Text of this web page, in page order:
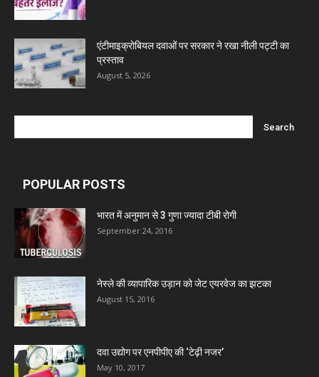
एंटीमाइक्रोबियल दवाओं पर सरकार ने रखा नीली पट्टी का
प्रस्ताव
August 5, 2026
POPULAR POSTS
भारत में अनुमान से 3 गुणा ज्यादा टीबी रोगी
September 24, 2016
नेस्ले की व्यापारिक उड़ान को जेट एयरवेज का झटका
August 15, 2016
दवा उद्योग पर एनपीपीए की ‘टेढ़ी नजर’
May 10, 2017